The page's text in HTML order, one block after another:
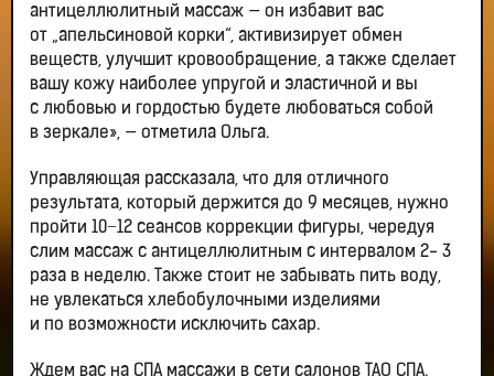
антицеллюлитный массаж — он избавит вас
от „апельсиновой корки“, активизирует обмен
веществ, улучшит кровообращение, а также сделает
вашу кожу наиболее упругой и эластичной и вы
с любовью и гордостью будете любоваться собой
в зеркале», — отметила Ольга.
Управляющая рассказала, что для отличного
результата, который держится до 9 месяцев, нужно
пройти 10−12 сеансов коррекции фигуры, чередуя
слим массаж с антицеллюлитным с интервалом 2- 3
раза в неделю. Также стоит не забывать пить воду,
не увлекаться хлебобулочными изделиями
и по возможности исключить сахар.
Ждем вас на СПА массажи в сети салонов ТАО СПА.